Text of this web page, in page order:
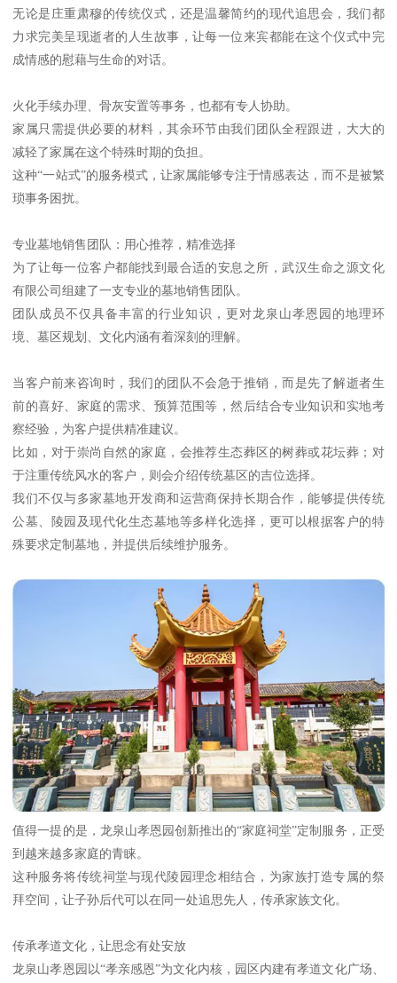
无论是庄重肃穆的传统仪式，还是温馨简约的现代追思会，我们都
力求完美呈现逝者的人生故事，让每一位来宾都能在这个仪式中完
成情感的慰藉与生命的对话。
火化手续办理、骨灰安置等事务，也都有专人协助。
家属只需提供必要的材料，其余环节由我们团队全程跟进，大大的
减轻了家属在这个特殊时期的负担。
这种“一站式”的服务模式，让家属能够专注于情感表达，而不是被繁
琐事务困扰。
专业墓地销售团队：用心推荐，精准选择
为了让每一位客户都能找到最合适的安息之所，武汉生命之源文化
有限公司组建了一支专业的墓地销售团队。
团队成员不仅具备丰富的行业知识，更对龙泉山孝恩园的地理环
境、墓区规划、文化内涵有着深刻的理解。
当客户前来咨询时，我们的团队不会急于推销，而是先了解逝者生
前的喜好、家庭的需求、预算范围等，然后结合专业知识和实地考
察经验，为客户提供精准建议。
比如，对于崇尚自然的家庭，会推荐生态葬区的树葬或花坛葬；对
于注重传统风水的客户，则会介绍传统墓区的吉位选择。
我们不仅与多家墓地开发商和运营商保持长期合作，能够提供传统
公墓、陵园及现代化生态墓地等多样化选择，更可以根据客户的特
殊要求定制墓地，并提供后续维护服务。
值得一提的是，龙泉山孝恩园创新推出的“家庭祠堂”定制服务，正受
到越来越多家庭的青睐。
这种服务将传统祠堂与现代陵园理念相结合，为家族打造专属的祭
拜空间，让子孙后代可以在同一处追思先人，传承家族文化。
传承孝道文化，让思念有处安放
龙泉山孝恩园以“孝亲感恩”为文化内核，园区内建有孝道文化广场、